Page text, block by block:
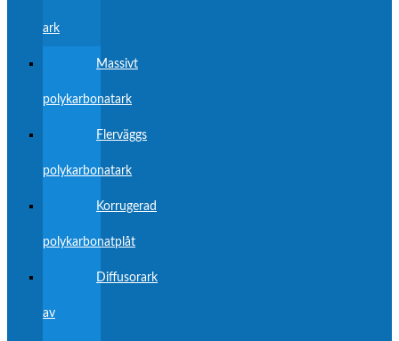
ark
Massivt
polykarbonatark
Flerväggs
polykarbonatark
Korrugerad
polykarbonatplåt
Diffusorark
av